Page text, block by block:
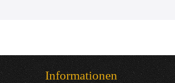
Informationen